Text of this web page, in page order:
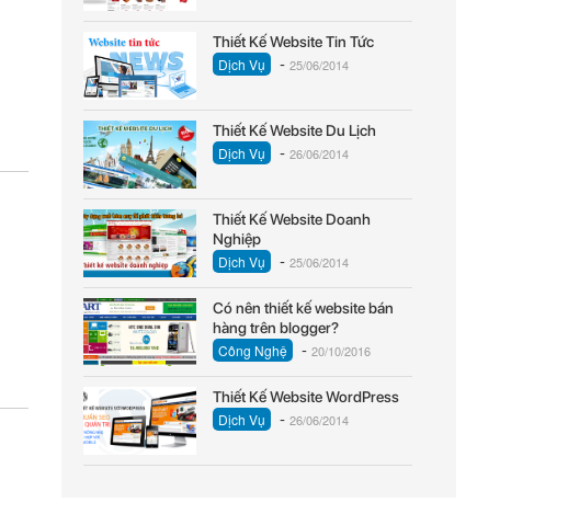
Thiết Kế Website Tin Tức
Dịch Vụ - 25/06/2014
Thiết Kế Website Du Lịch
Dịch Vụ - 26/06/2014
Thiết Kế Website Doanh
Nghiệp
Dịch Vụ - 25/06/2014
Có nên thiết kế website bán
hàng trên blogger?
Công Nghệ - 20/10/2016
Thiết Kế Website WordPress
Dịch Vụ - 26/06/2014